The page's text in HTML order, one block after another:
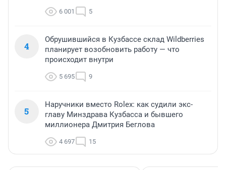
6 001 5
4
Обрушившийся в Кузбассе склад Wildberries
планирует возобновить работу — что
происходит внутри
5 695 9
5
Наручники вместо Rolex: как судили экс-
главу Минздрава Кузбасса и бывшего
миллионера Дмитрия Беглова
4 697 15